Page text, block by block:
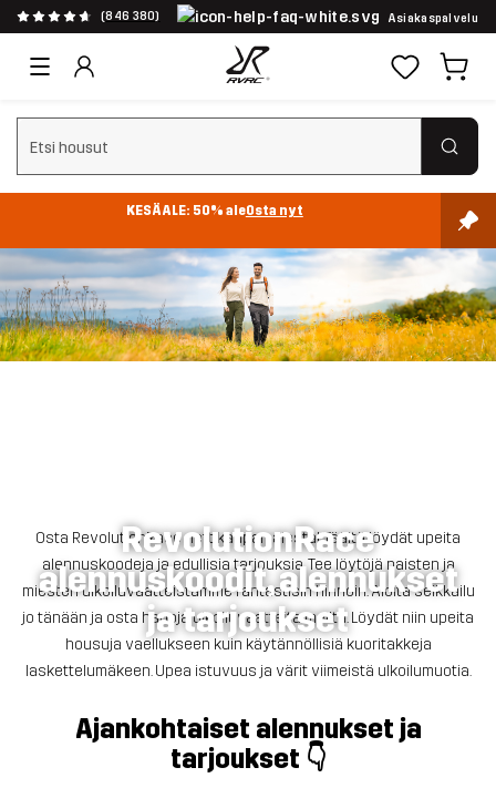
(846 380) Asiakaspalvelu
Tyhjennä haku
KESÄALE: 50% aleOsta nyt
RevolutionRace
alennuskoodit, alennukset
ja tarjoukset
Osta RevolutionRace nettikaupan alesta! Täältä löydät upeita
alennuskoodeja ja edullisia tarjouksia. Tee löytöjä naisten ja
miesten ulkoiluvaatteistamme fantastisin hinnoin. Aloita seikkailu
jo tänään ja osta hapoja ulkoiluvaatteita meiltä. Löydät niin upeita
housuja vaellukseen kuin käytännöllisiä kuoritakkeja
laskettelumäkeen. Upea istuvuus ja värit viimeistä ulkoilumuotia.
Ajankohtaiset alennukset ja
tarjoukset 👇